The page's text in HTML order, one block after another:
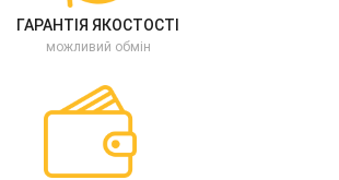
ГАРАНТІЯ ЯКОСТОСТІ
можливий обмін